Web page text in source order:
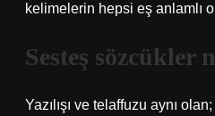
kelimelerin hepsi eş anlamlı
Sesteş sözcükler
Yazılışı ve telaffuzu aynı